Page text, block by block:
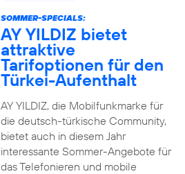
SOMMER-SPECIALS:
AY YILDIZ bietet
attraktive
Tarifoptionen für den
Türkei-Aufenthalt
AY YILDIZ, die Mobilfunkmarke für
die deutsch-türkische Community,
bietet auch in diesem Jahr
interessante Sommer-Angebote für
das Telefonieren und mobile